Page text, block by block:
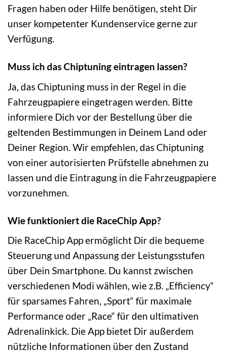
Fragen haben oder Hilfe benötigen, steht Dir
unser kompetenter Kundenservice gerne zur
Verfügung.
Muss ich das Chiptuning eintragen lassen?
Ja, das Chiptuning muss in der Regel in die
Fahrzeugpapiere eingetragen werden. Bitte
informiere Dich vor der Bestellung über die
geltenden Bestimmungen in Deinem Land oder
Deiner Region. Wir empfehlen, das Chiptuning
von einer autorisierten Prüfstelle abnehmen zu
lassen und die Eintragung in die Fahrzeugpapiere
vorzunehmen.
Wie funktioniert die RaceChip App?
Die RaceChip App ermöglicht Dir die bequeme
Steuerung und Anpassung der Leistungsstufen
über Dein Smartphone. Du kannst zwischen
verschiedenen Modi wählen, wie z.B. „Efficiency“
für sparsames Fahren, „Sport“ für maximale
Performance oder „Race“ für den ultimativen
Adrenalinkick. Die App bietet Dir außerdem
nützliche Informationen über den Zustand